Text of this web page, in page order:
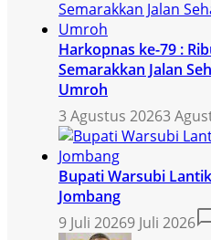
Harkopnas ke-79 :
Semarakkan Jalan
Umroh
3 Agustus 20263
Bupati Warsubi
Jombang
9 Juli 20269 Juli 2026